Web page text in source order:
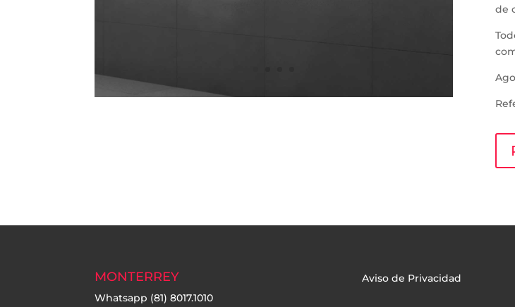
de
MONTERREY
Whatsapp (81) 8017.1010
Aviso de Privacidad